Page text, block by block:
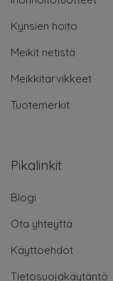
Kynsien hoito
Meikit netistä
Meikkitarvikkeet
Tuotemerkit
Pikalinkit
Blogi
Ota yhteyttä
Käyttöehdot
Tietosuojakäytäntö